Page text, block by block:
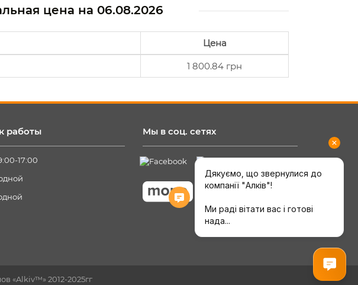
цена на 06.08.2026
Цена
1 800.84 грн
работы
17:00
Мы в соц. сетях
«Alkiv™» 2012-2025гг